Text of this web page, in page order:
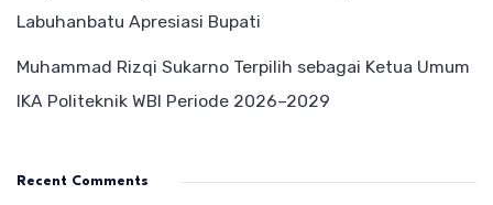
Labuhanbatu Apresiasi Bupati
Muhammad Rizqi Sukarno Terpilih sebagai Ketua Umum
IKA Politeknik WBI Periode 2026–2029
Recent Comments